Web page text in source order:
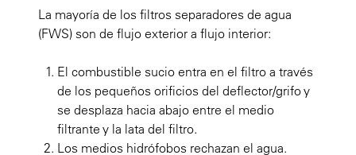
La mayoría de los filtros separadores de agua
(FWS) son de flujo exterior a flujo interior:
El combustible sucio entra en el filtro a través
de los pequeños orificios del deflector/grifo y
se desplaza hacia abajo entre el medio
filtrante y la lata del filtro.
Los medios hidrófobos rechazan el agua.